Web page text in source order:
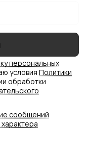
персональных
условия Политики
обработки
сообщений